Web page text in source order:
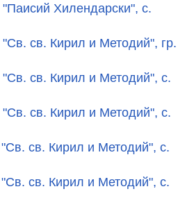
Хилендарски", с.
св. Кирил и Методий", гр.
св. Кирил и Методий", с.
св. Кирил и Методий", с.
св. Кирил и Методий", с.
св. Кирил и Методий", с.